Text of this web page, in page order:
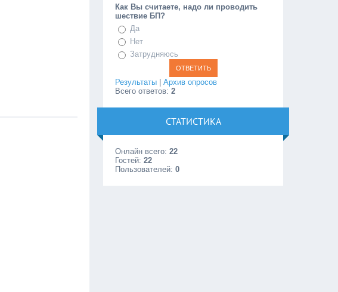
Как Вы считаете, надо ли проводить
шествие БП?
Да
Нет
Затрудняюсь
Результаты |Архив опросов
Всего ответов:2
СТАТИСТИКА
Онлайн всего:22
Гостей:22
Пользователей:0